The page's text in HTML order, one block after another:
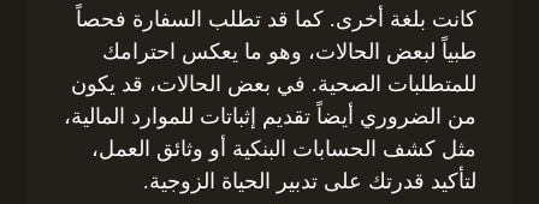
كانت بلغة أخرى. كما قد تطلب السفارة فحصاً
طبياً لبعض الحالات، وهو ما يعكس احترامك
للمتطلبات الصحية. في بعض الحالات، قد يكون
من الضروري أيضاً تقديم إثباتات للموارد المالية،
مثل كشف الحسابات البنكية أو وثائق العمل،
لتأكيد قدرتك على تدبير الحياة الزوجية.